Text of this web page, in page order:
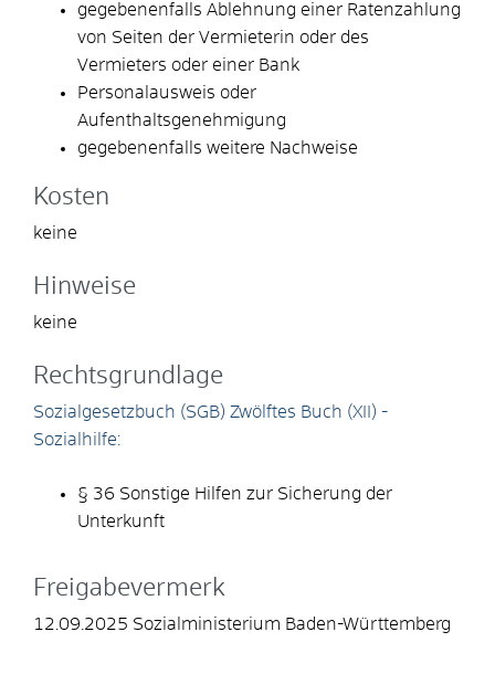
gegebenenfalls Ablehnung einer Ratenzahlung
von Seiten der Vermieterin oder des
Vermieters oder einer Bank
Personalausweis oder
Aufenthaltsgenehmigung
gegebenenfalls weitere Nachweise
Kosten
keine
Hinweise
keine
Rechtsgrundlage
Sozialgesetzbuch (SGB) Zwölftes Buch (XII) -
Sozialhilfe:
§ 36 Sonstige Hilfen zur Sicherung der
Unterkunft
Freigabevermerk
12.09.2025 Sozialministerium Baden-Württemberg